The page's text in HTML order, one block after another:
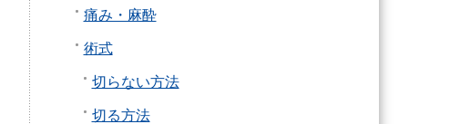
痛み・麻酔
術式
切らない方法
切る方法